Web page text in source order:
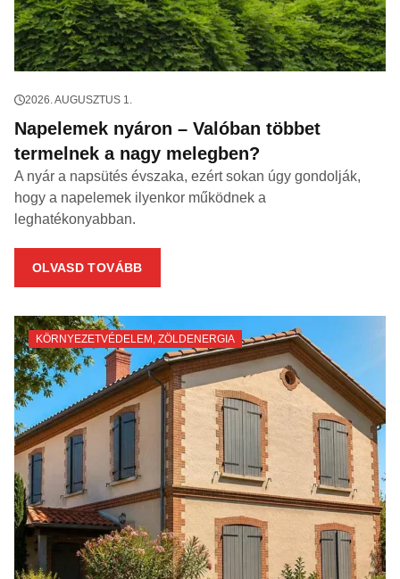
2026. AUGUSZTUS 1.
Napelemek nyáron – Valóban többet
termelnek a nagy melegben?
A nyár a napsütés évszaka, ezért sokan úgy gondolják,
hogy a napelemek ilyenkor működnek a
leghatékonyabban.
OLVASD TOVÁBB
KÖRNYEZETVÉDELEM , ZÖLDENERGIA